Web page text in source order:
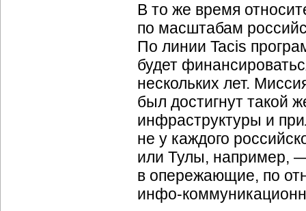
В то же время
по масштабам
По линии Tacis
будет
нескольких лет.
был достигнут такой
инфраструктуры и
не у каждого
или Тулы, например,
в опережающие, по
инфо-